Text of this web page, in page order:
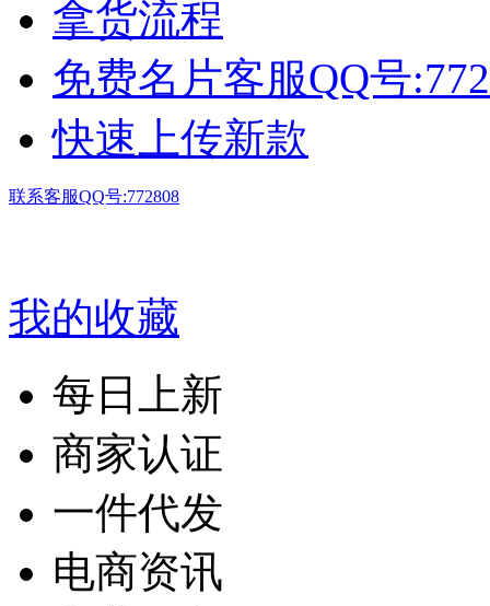
拿货流程
免费名片客服QQ号
快速上传新款
联系客服QQ号:772808
我的收藏
每日上新
商家认证
一件代发
电商资讯